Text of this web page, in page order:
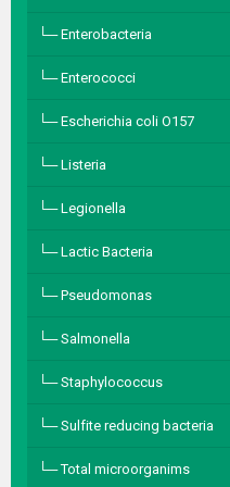
Enterobacteria
Enterococci
Escherichia coli O157
Listeria
Legionella
Lactic Bacteria
Pseudomonas
Salmonella
Staphylococcus
Sulfite reducing bacteria
Total microorganims